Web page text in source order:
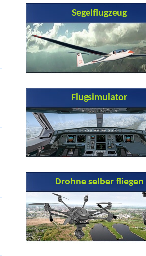
Segelflugzeug
Flugsimulator
Drohne selber fliegen